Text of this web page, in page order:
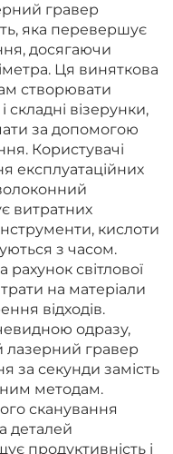
гравер
яка перевершує
досягаючи
Ця виняткова
створювати
складні візерунки,
за допомогою
Користувачі
експлуатаційних
витратних
кислоти
з часом.
світлової
на матеріали
відходів.
одразу,
гравер
за секунди замість
методам.
сканування
деталей
продуктивність і